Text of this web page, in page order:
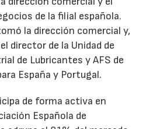
de la filial española.
la dirección comercial y,
director de la Unidad de
de Lubricantes y AFS de
España y Portugal.
de forma activa en
Española de